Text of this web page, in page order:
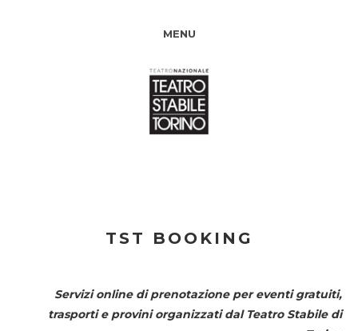
MENU
TST BOOKING
Servizi online di prenotazione per eventi gratuiti,
trasporti e provini organizzati dal Teatro Stabile di